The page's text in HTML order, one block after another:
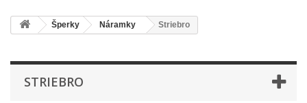
Šperky Náramky Striebro
STRIEBRO